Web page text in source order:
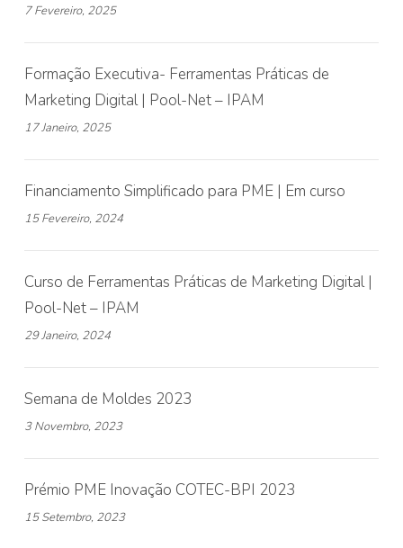
7 Fevereiro, 2025
Formação Executiva- Ferramentas Práticas de
Marketing Digital | Pool-Net – IPAM
17 Janeiro, 2025
Financiamento Simplificado para PME | Em curso
15 Fevereiro, 2024
Curso de Ferramentas Práticas de Marketing Digital |
Pool-Net – IPAM
29 Janeiro, 2024
Semana de Moldes 2023
3 Novembro, 2023
Prémio PME Inovação COTEC-BPI 2023
15 Setembro, 2023